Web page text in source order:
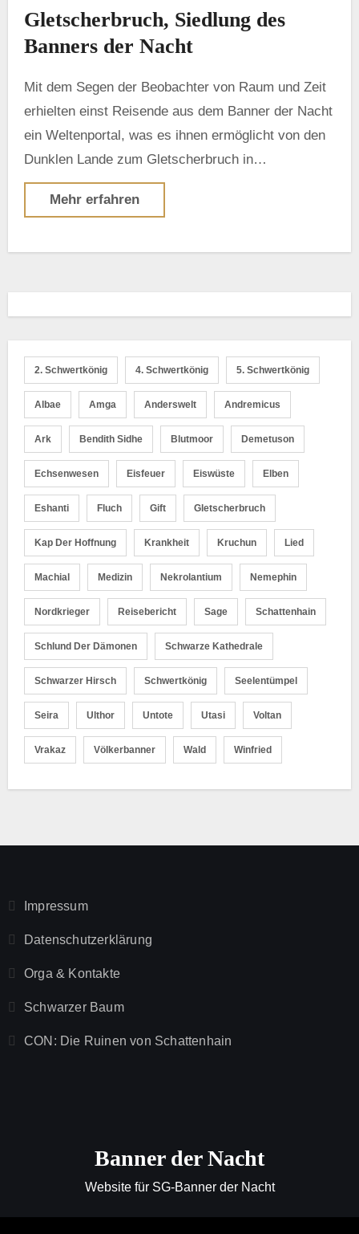
Gletscherbruch, Siedlung des
Banners der Nacht
Mit dem Segen der Beobachter von Raum und Zeit
erhielten einst Reisende aus dem Banner der Nacht
ein Weltenportal, was es ihnen ermöglicht von den
Dunklen Lande zum Gletscherbruch in…
Mehr erfahren
2. Schwertkönig 4. Schwertkönig 5. Schwertkönig
Albae Amga Anderswelt Andremicus
Ark Bendith Sidhe Blutmoor Demetuson
Echsenwesen Eisfeuer Eiswüste Elben
Eshanti Fluch Gift Gletscherbruch
Kap Der Hoffnung Krankheit Kruchun Lied
Machial Medizin Nekrolantium Nemephin
Nordkrieger Reisebericht Sage Schattenhain
Schlund Der Dämonen Schwarze Kathedrale
Schwarzer Hirsch Schwertkönig Seelentümpel
Seira Ulthor Untote Utasi Voltan
Vrakaz Völkerbanner Wald Winfried
Impressum
Datenschutzerklärung
Orga & Kontakte
Schwarzer Baum
CON: Die Ruinen von Schattenhain
Banner der Nacht
Website für SG-Banner der Nacht